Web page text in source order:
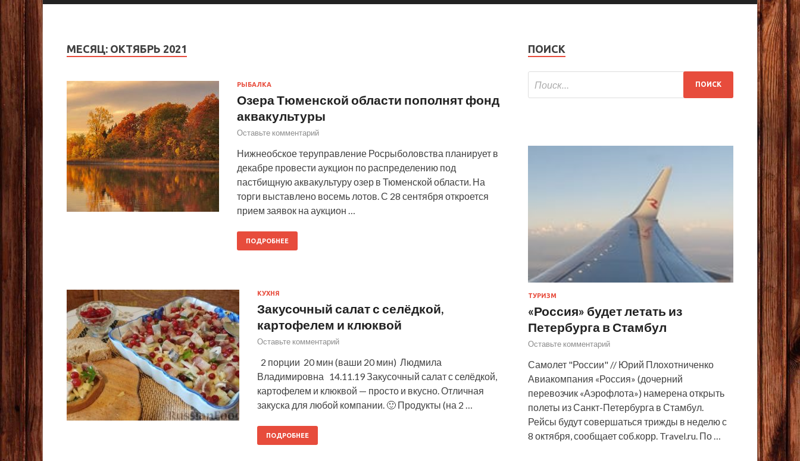
МЕСЯЦ: ОКТЯБРЬ 2021
РЫБАЛКА
Озера Тюменской области пополнят фонд
аквакультуры
Оставьте комментарий
Нижнеобское теруправление Росрыболовства планирует в
декабре провести аукцион по распределению под
пастбищную аквакультуру озер в Тюменской области. На
торги выставлено восемь лотов. С 28 сентября откроется
прием заявок на аукцион …
ПОДРОБНЕЕ
КУХНЯ
Закусочный салат с селёдкой,
картофелем и клюквой
Оставьте комментарий
2 порции 20 мин (ваши 20 мин) Людмила
Владимировна 14.11.19 Закусочный салат с селёдкой,
картофелем и клюквой — просто и вкусно. Отличная
закуска для любой компании. 🙂 Продукты (на 2 …
ПОДРОБНЕЕ
ПОИСК
ТУРИЗМ
«Россия» будет летать из
Петербурга в Стамбул
Оставьте комментарий
Самолет "России" // Юрий Плохотниченко
Авиакомпания «Россия» (дочерний
перевозчик «Аэрофлота») намерена открыть
полеты из Санкт-Петербурга в Стамбул.
Рейсы будут совершаться трижды в неделю с
8 октября, сообщает соб.корр. Travel.ru. По …